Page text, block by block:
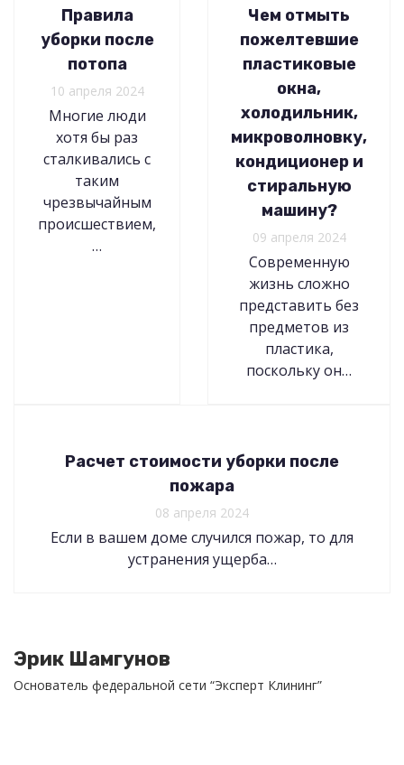
Правила
уборки после
потопа
10 апреля 2024
Многие люди
хотя бы раз
сталкивались с
таким
чрезвычайным
происшествием,
…
Чем отмыть
пожелтевшие
пластиковые
окна,
холодильник,
микроволновку,
кондиционер и
стиральную
машину?
09 апреля 2024
Современную
жизнь сложно
представить без
предметов из
пластика,
поскольку он…
Расчет стоимости уборки после
пожара
08 апреля 2024
Если в вашем доме случился пожар, то для
устранения ущерба…
Эрик Шамгунов
Основатель федеральной сети “Эксперт Клининг”